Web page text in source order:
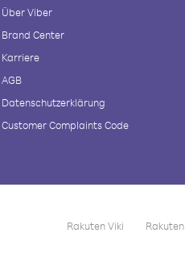
Über Viber
Brand Center
Karriere
AGB
Datenschutzerklärung
Customer Complaints Code
Rakuten Viki